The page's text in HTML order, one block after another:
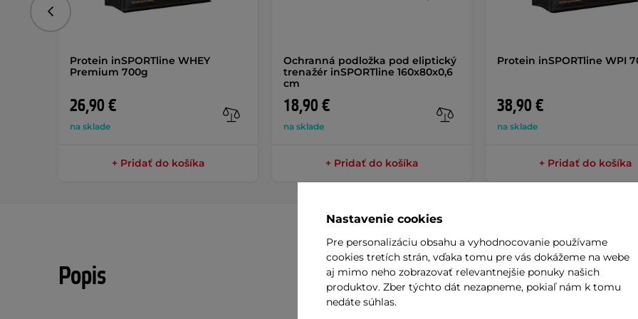
Protein inSPORTline WHEY
Premium 700g
26,90 €
na sklade
+ Pridať do košíka
Ochranná podložka pod eliptický
trenažér inSPORTline 160x80x0,6
cm
18,90 €
na sklade
+ Pridať do košíka
Protein inSPORTline WPI
38,90 €
na sklade
+ Pridať do košíka
Predchádzajúce
Popis
Nastavenie cookies
Pre personalizáciu obsahu a vyhodnocovanie používame
cookies tretích strán, vďaka tomu pre vás dokážeme na webe
aj mimo neho zobrazovať relevantnejšie ponuky našich
produktov. Zber týchto dát nezapneme, pokiaľ nám k tomu
nedáte súhlas.